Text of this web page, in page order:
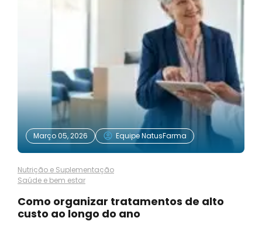
Março 05, 2026 Equipe NatusFarma
Nutrição e Suplementação
Saúde e bem estar
Como organizar tratamentos de alto
custo ao longo do ano